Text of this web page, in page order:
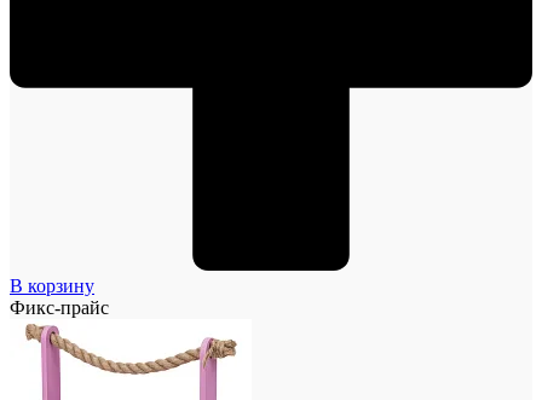
В корзину
Фикс-прайс